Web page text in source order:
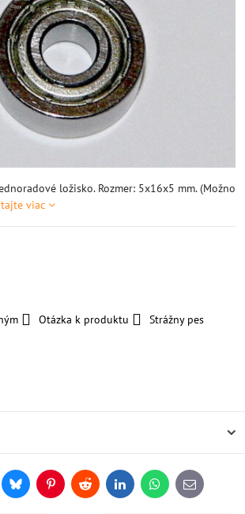
ložisko. Rozmer: 5x16x5 mm. (Možno
viac
Otázka k produktu
Strážny pes
BlueskyPinterestReddit LinkedInWhatsApp
E-
mail